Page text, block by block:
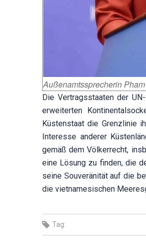
Außenamtssprecherin
Die Vertragsstaaten der
erweiterten
Küstenstaat die Grenzlinie
Interesse anderer
gemäß dem Völkerrecht,
eine Lösung zu finden, die
seine Souveränität auf die
die vietnamesischen
Tag: